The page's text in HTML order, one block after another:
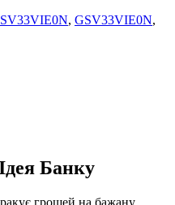
, GSV33VIE0N,
Банку
грошей на бажану